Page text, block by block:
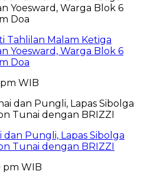
Tahlilan Malam Ketiga
Yoesward, Warga Blok 6
Doa
WIB
dan Pungli, Lapas Sibolga
Tunai dengan BRIZZI
pm WIB